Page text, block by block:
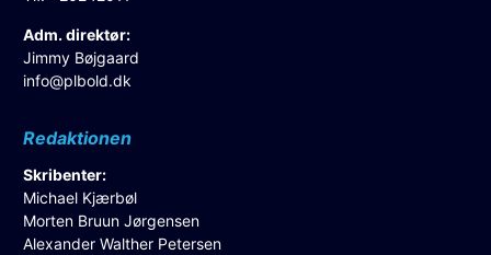
Adm. direktør:
Jimmy Bøjgaard
info@plbold.dk
Redaktionen
Skribenter:
Michael Kjærbøl
Morten Bruun Jørgensen
Alexander Walther Petersen